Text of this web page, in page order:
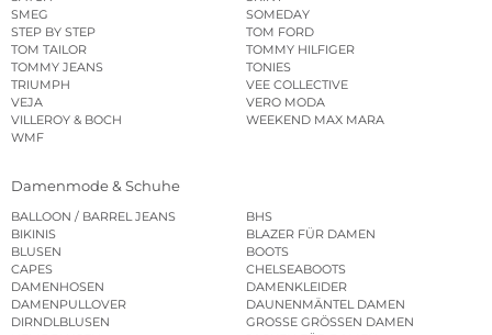
SMEG
SOMEDAY
STEP BY STEP
TOM FORD
TOM TAILOR
TOMMY HILFIGER
TOMMY JEANS
TONIES
TRIUMPH
VEE COLLECTIVE
VEJA
VERO MODA
VILLEROY & BOCH
WEEKEND MAX MARA
WMF
Damenmode & Schuhe
BALLOON / BARREL JEANS
BHS
BIKINIS
BLAZER FÜR DAMEN
BLUSEN
BOOTS
CAPES
CHELSEABOOTS
DAMENHOSEN
DAMENKLEIDER
DAMENPULLOVER
DAUNENMÄNTEL DAMEN
DIRNDLBLUSEN
GROSSE GRÖSSEN DAMEN